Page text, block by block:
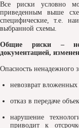
Все риски условно
приведенным выше
специфические, т.е.
выбранной схемы.
Общие риски –
документацией,
Опасность ненадежного
невозврат вложенных
отказ в передаче
нарушение
приводит к